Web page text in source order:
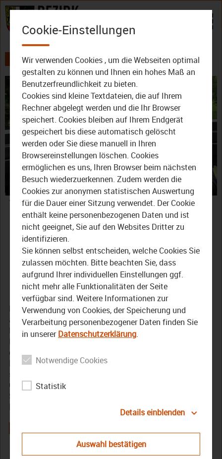
Zum Inhalt
AKTUELLES ALLE VIDEOS
Video
Vorausblick: Das TVO-
Sommergespräch mit
Bezirkstagspräsident
Henry Schramm
14. August 2020
Der Bezirk Oberfranken hat viele Aufgaben. Unter
anderem in den Bereichen Soziales, Gesundheit,
Landwirtschaft und Kultur. Themen, über die
Bezirkstagspräsident Henry Schramm auf der Terrasse
der Münch-Ferber-Villa in Hof mit TVO-Reporter Andreas
Heuberger sprach. Es ging um das 500-Millionen-Euro
schwere Investitionsprogramm in die
Gesundheitseinrichtungen des Bezirks oder um die
Sanierung der Musikbegegnungsstätte Haus Marteau in
Lichtenberg (Landkreis Hof).
Bezirkstagspräsident Henry Schramm Interview
Cookie-Einstellungen
Wir verwenden Cookies , um die Webseiten optimal
gestalten zu können und Ihnen ein hohes Maß an
Benutzerfreundlichkeit zu bieten.
Cookies sind kleine Textdateien, die auf Ihrem
Rechner abgelegt werden und die Ihr Browser
speichert. Cookies bleiben auf Ihrem Endgerät
gespeichert bis diese automatisch gelöscht
werden oder Sie diese manuell in Ihren
Browsereinstellungen löschen. Cookies
ermöglichen es uns, Ihren Browser beim nächsten
Besuch wiederzuerkennen. Zudem werden die
Cookies zur anonymen statistischen Auswertung
für die Dauer einer Sitzung verwendet. Der Cookie
enthält keine personenbezogenen Daten und ist
nicht geeignet, Sie auf den Websites Dritter zu
identifizieren.
Sie können selbst entscheiden, welche Cookies Sie
zulassen möchten. Bitte beachten Sie, dass
aufgrund Ihrer individuellen Einstellungen ggf.
nicht mehr alle Funktionalitäten der Seite
verfügbar sind. Weitere Informationen zur
Verwendung von Cookies, der Speicherung und
Verarbeitung personenbezogener Daten finden Sie
in unsererDatenschutzerklärung.
Notwendige Cookies
Statistik
Details einblenden
Auswahl bestätigen